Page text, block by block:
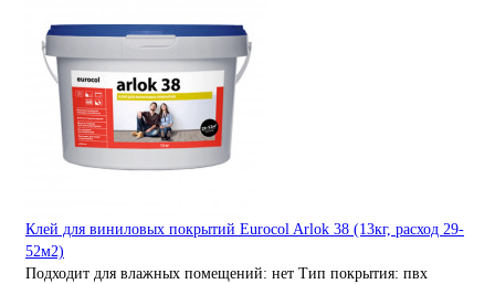
Клей для виниловых покрытий Eurocol Arlok 38 (13кг, расход 29-
52м2)
Подходит для влажных помещений: нет Тип покрытия: пвх